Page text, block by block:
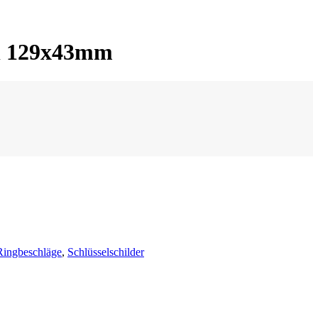
, Schlüsselschilder